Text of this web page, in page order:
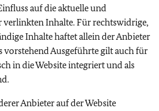
auf die aktuelle und
verlinkten Inhalte. Für rechtswidrige,
Inhalte haftet allein der Anbieter
vorstehend Ausgeführte gilt auch für
in die Website integriert und als
Anbieter auf der Website